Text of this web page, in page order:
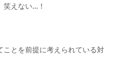
笑えない…！
ことを前提に考えられている対